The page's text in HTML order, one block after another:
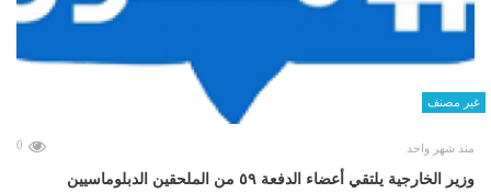
غير مصنف
منذ شهر واحد 0
وزير الخارجية يلتقي أعضاء الدفعة ٥٩ من الملحقين الدبلوماسيين